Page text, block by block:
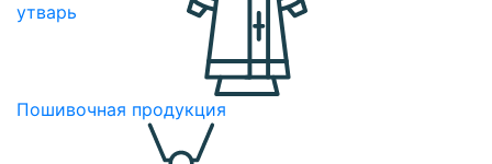
утварь
Пошивочная продукция